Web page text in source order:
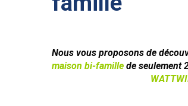
Nous vous proposons de
maison bi-famille de seulement